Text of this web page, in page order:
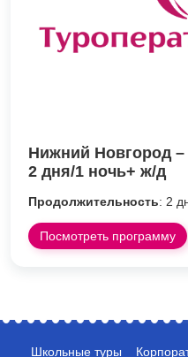
Нижний Новгород –
2 дня/1 ночь+ ж/д
Продолжительность: 2
Посмотреть программу
Школьные туры